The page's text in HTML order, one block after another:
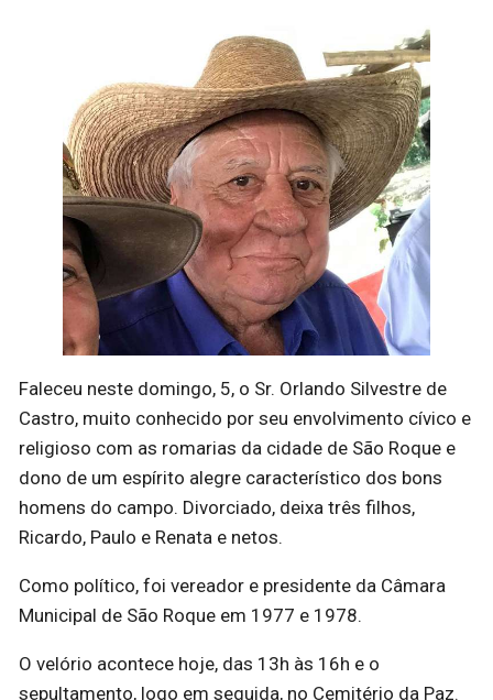
Faleceu neste domingo, 5, o Sr. Orlando Silvestre de
Castro, muito conhecido por seu envolvimento cívico e
religioso com as romarias da cidade de São Roque e
dono de um espírito alegre característico dos bons
homens do campo. Divorciado, deixa três filhos,
Ricardo, Paulo e Renata e netos.
Como político, foi vereador e presidente da Câmara
Municipal de São Roque em 1977 e 1978.
O velório acontece hoje, das 13h às 16h e o
sepultamento, logo em seguida, no Cemitério da Paz.